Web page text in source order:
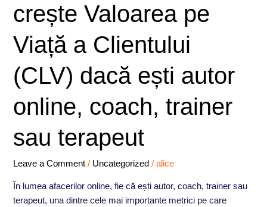
crește Valoarea pe
Viață a Clientului
(CLV) dacă ești autor
online, coach, trainer
sau terapeut
Leave a Comment / Uncategorized /alice
În lumea afacerilor online, fie că ești autor, coach, trainer sau
terapeut, una dintre cele mai importante metrici pe care
a
Valoarea
Viață
a
Clientului
(CLV)
dacă
ești
autor
coach,
trainer